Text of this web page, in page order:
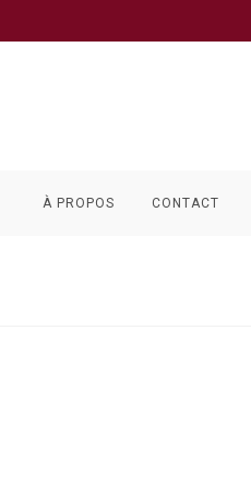
À PROPOS CONTACT